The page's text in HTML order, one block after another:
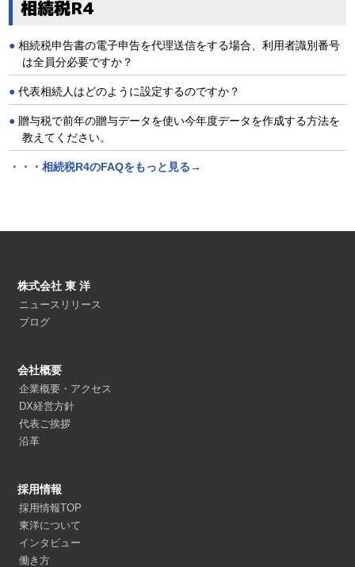
相続税R4
相続税申告書の電子申告を代理送信をする場合、利用者識別番号
は全員分必要ですか？
代表相続人はどのように設定するのですか？
贈与税で前年の贈与データを使い今年度データを作成する方法を
教えてください。
・・・相続税R4のFAQをもっと見る→
株式会社 東 洋
ニュースリリース
ブログ
会社概要
企業概要・アクセス
DX経営方針
代表ご挨拶
沿革
採用情報
採用情報TOP
東洋について
インタビュー
働き方